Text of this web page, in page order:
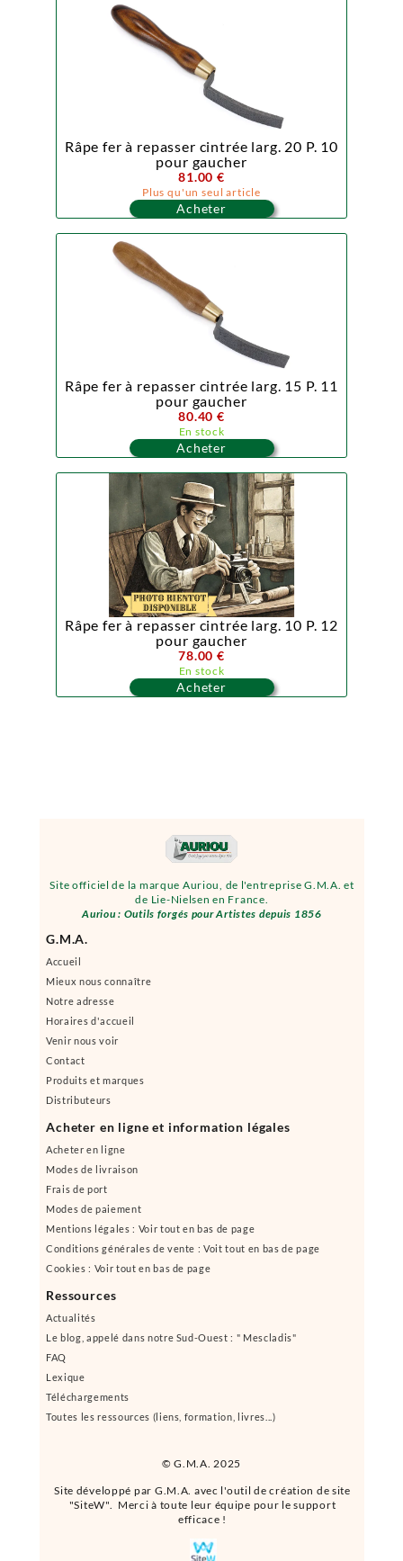
© G.M.A. 2025
Site officiel de la marque Auriou, de l'entreprise G.M.A. et
de Lie-Nielsen en France.
Auriou : Outils forgés pour Artistes depuis 1856
Site développé par G.M.A. avec l'outil de création de site
"SiteW". Merci à toute leur équipe pour le support
efficace !
G.M.A.
Accueil
Mieux nous connaître
Notre adresse
Horaires d'accueil
Venir nous voir
Contact
Produits et marques
Distributeurs
Acheter en ligne et information légales
Acheter en ligne
Modes de livraison
Frais de port
Modes de paiement
Mentions légales : Voir tout en bas de page
Conditions générales de vente : Voit tout en bas de page
Cookies : Voir tout en bas de page
Ressources
Actualités
Le blog, appelé dans notre Sud-Ouest : " Mescladis"
FAQ
Lexique
Téléchargements
Toutes les ressources (liens, formation, livres...)
Râpe fer à repasser cintrée larg. 20 P. 10
pour gaucher
81.00 €
Plus qu'un seul article
Acheter
Râpe fer à repasser cintrée larg. 15 P. 11
pour gaucher
80.40 €
En stock
Acheter
Râpe fer à repasser cintrée larg. 10 P. 12
pour gaucher
78.00 €
En stock
Acheter